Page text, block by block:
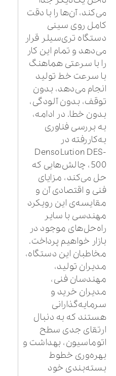
می‌کند، آن‌ها را با دقت
کامل روی سینی
دستگاه تری‌سیلر قرار
می‌دهد و تمام این کار
را با سرعتی هماهنگ
با سرعت خط تولید
انجام می‌دهد، بدون
توقف، بدون آلودگی،
بدون خطا. در ادامه،
به بررسی فناوری
به‌کاررفته در
DensoLution DES-
500، چالش‌هایی که
حل می‌کند، مزایای
فنی و اقتصادی آن و
مقایسه‌ی این رویکرد
مهندسی با سایر
راه‌حل‌های موجود در
بازار خواهیم پرداخت.
مخاطبان این دستگاه،
مدیران تولید،
مهندسان فنی،
مدیران خرید و
سرمایه‌گذارانی
هستند که به دنبال
ارتقای جدی سطح
اتوماسیون، بهداشت و
بهره‌وری خطوط
بسته‌بندی خود